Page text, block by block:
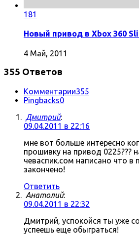
181
Новый привод в Xbox 360
4 Май, 2011
355 Ответов
Комментарии355
Pingbacks0
Дмитрий:
09.04.2011 в 22:16
мне вот больше интересно
прошивку на привод 0225???
чеваспик.сом написано что в
закончено!
Ответить
Анатолий:
09.04.2011 в 22:32
Дмитрий, успокойся ты уже
успеешь еще обыграться!